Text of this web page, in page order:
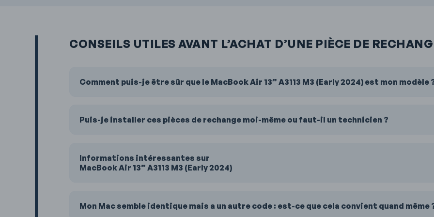
CONSEILS UTILES AVANT L’ACHAT D’UNE PIÈCE DE
Comment puis-je être sûr que le MacBook Air 13” A3113 M3 (Early 2024) est mon modèle
Puis-je installer ces pièces de rechange moi-même ou faut-il un technicien ?
Informations intéressantes sur
MacBook Air 13” A3113 M3 (Early 2024)
Mon Mac semble identique mais a un autre code : est-ce que cela convient quand même